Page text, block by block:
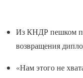
Из КНДР пешком
возвращения
«Нам этого не